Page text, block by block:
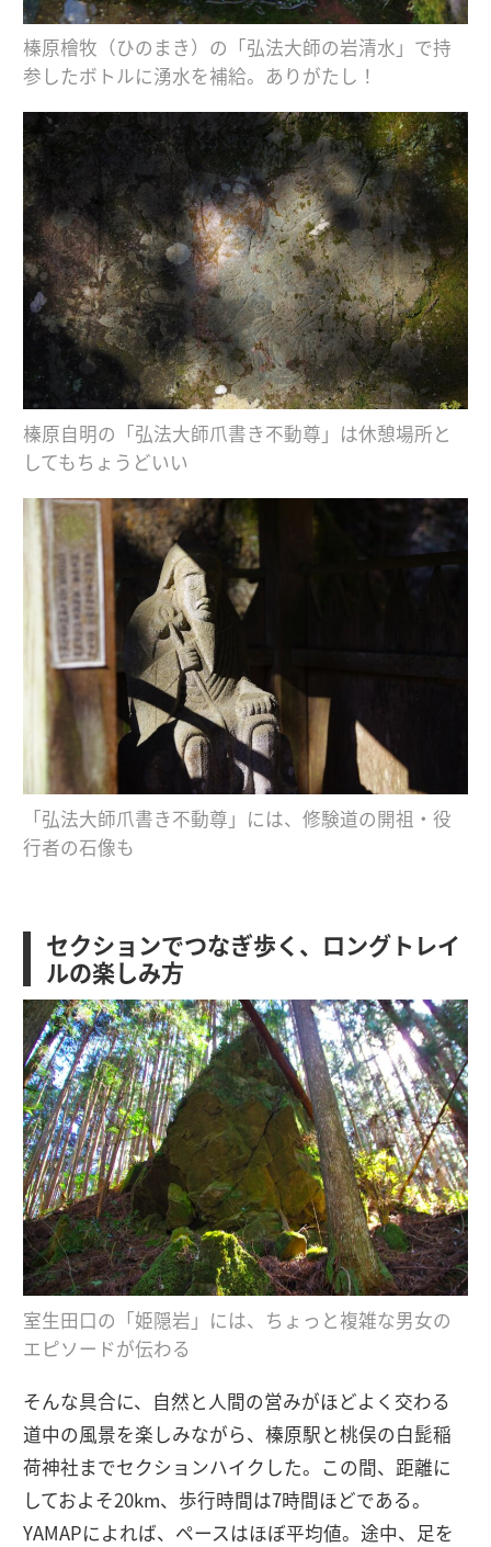
榛原檜牧（ひのまき）の「弘法大師の岩清水」で持
参したボトルに湧水を補給。ありがたし！
榛原自明の「弘法大師爪書き不動尊」は休憩場所と
してもちょうどいい
「弘法大師爪書き不動尊」には、修験道の開祖・役
行者の石像も
セクションでつなぎ歩く、ロングトレイ
ルの楽しみ方
室生田口の「姫隠岩」には、ちょっと複雑な男女の
エピソードが伝わる
そんな具合に、自然と人間の営みがほどよく交わる
道中の風景を楽しみながら、榛原駅と桃俣の白髭稲
荷神社までセクションハイクした。この間、距離に
しておよそ20km、歩行時間は7時間ほどである。
YAMAPによれば、ペースはほぼ平均値。途中、足を